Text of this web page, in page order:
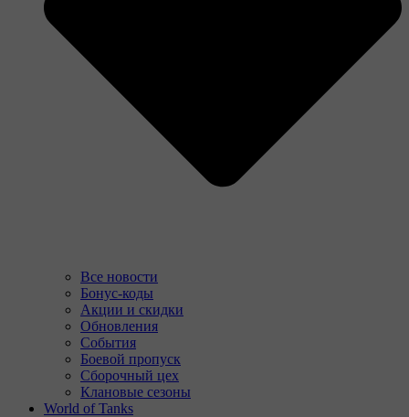
Все новости
Бонус-коды
Акции и скидки
Обновления
События
Боевой пропуск
Сборочный цех
Клановые сезоны
World of Tanks